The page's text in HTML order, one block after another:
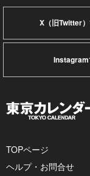
X（旧Twitter
Instagram
TOPページ
ヘルプ・お問合せ